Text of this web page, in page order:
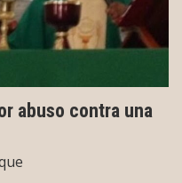
abuso contra una